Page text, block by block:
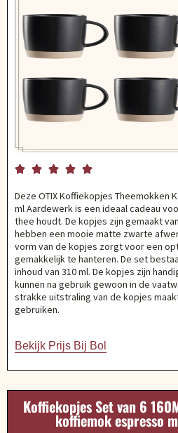
    
Deze OTIX Koffiekopjes Theemokken
ml Aardewerk is een ideaal cadeau
thee houdt. De kopjes zijn gemaakt
hebben een mooie matte zwarte
vorm van de kopjes zorgt voor een
gemakkelijk te hanteren. De set
inhoud van 310 ml. De kopjes zijn
kunnen na gebruik gewoon in de
strakke uitstraling van de kopjes
gebruiken.
Bekijk Prijs Bij Bol
Koffiekopjes Set van 6
koffiemok espresso